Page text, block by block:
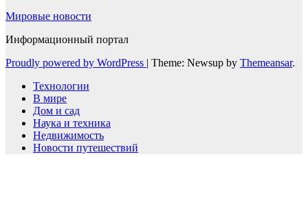
Мировые новости
Информационный портал
Proudly powered by WordPress | Theme: Newsup by Themeansar.
Технологии
В мире
Дом и сад
Наука и техника
Недвижимость
Новости путешествий